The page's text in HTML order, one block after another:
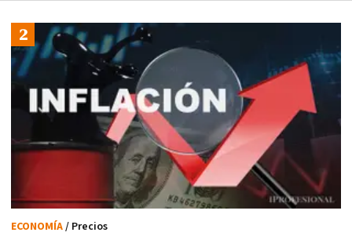
ECONOMÍA/ Precios